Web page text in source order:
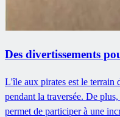
Des divertissements
L'île aux pirates est le terrain
pendant la traversée. De
permet de participer à une